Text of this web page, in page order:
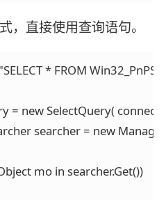
，直接使用查询语句。
* FROM
= new SelectQuery(
searcher = new
mo in searcher.Get())